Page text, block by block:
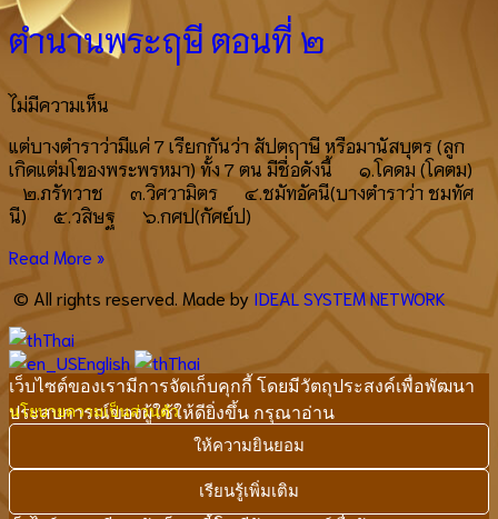
ตำนานพระฤษี ตอนที่ ๒
ไม่มีความเห็น
แต่บางตำราว่ามีแค่ 7 เรียกกันว่า สัปตฤาษี หรือมานัสบุตร (ลูก
เกิดแต่มโของพระพรหมา) ทั้ง 7 ตน มีชื่อดังนี้ ๑.โคดม (โคตม)
๒.ภรัทวาช ๓.วิศวามิตร ๔.ชมัทอัคนี(บางตำราว่า ชมทัศ
นี) ๕.วสิษฐ ๖.กศป(กัศย์ป)
Read More »
© All rights reserved. Made by IDEAL SYSTEM NETWORK
Thai
English
Thai
เว็บไซต์ของเรามีการจัดเก็บคุกกี้ โดยมีวัตถุประสงค์เพื่อพัฒนา
ประสบการณ์ของผู้ใช้ให้ดียิ่งขึ้น กรุณาอ่าน
นโยบายความเป็นส่วนตัว
ให้ความยินยอม
เรียนรู้เพิ่มเติม